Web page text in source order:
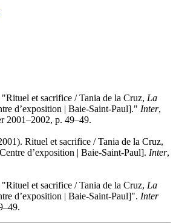
et sacrifice / Tania de la Cruz, La
d’exposition | Baie-Saint-Paul]." Inter,
2001–2002, p. 49–49.
Rituel et sacrifice / Tania de la Cruz,
d’exposition | Baie-Saint-Paul]. Inter,
et sacrifice / Tania de la Cruz, La
d’exposition | Baie-Saint-Paul]". Inter